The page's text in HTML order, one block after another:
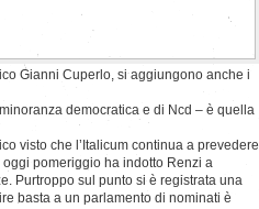
Gianni Cuperlo, si aggiungono anche i
democratica e di Ncd – è quella
visto che l’Italicum continua a prevedere
pomeriggio ha indotto Renzi a
Purtroppo sul punto si è registrata una
basta a un parlamento di nominati è